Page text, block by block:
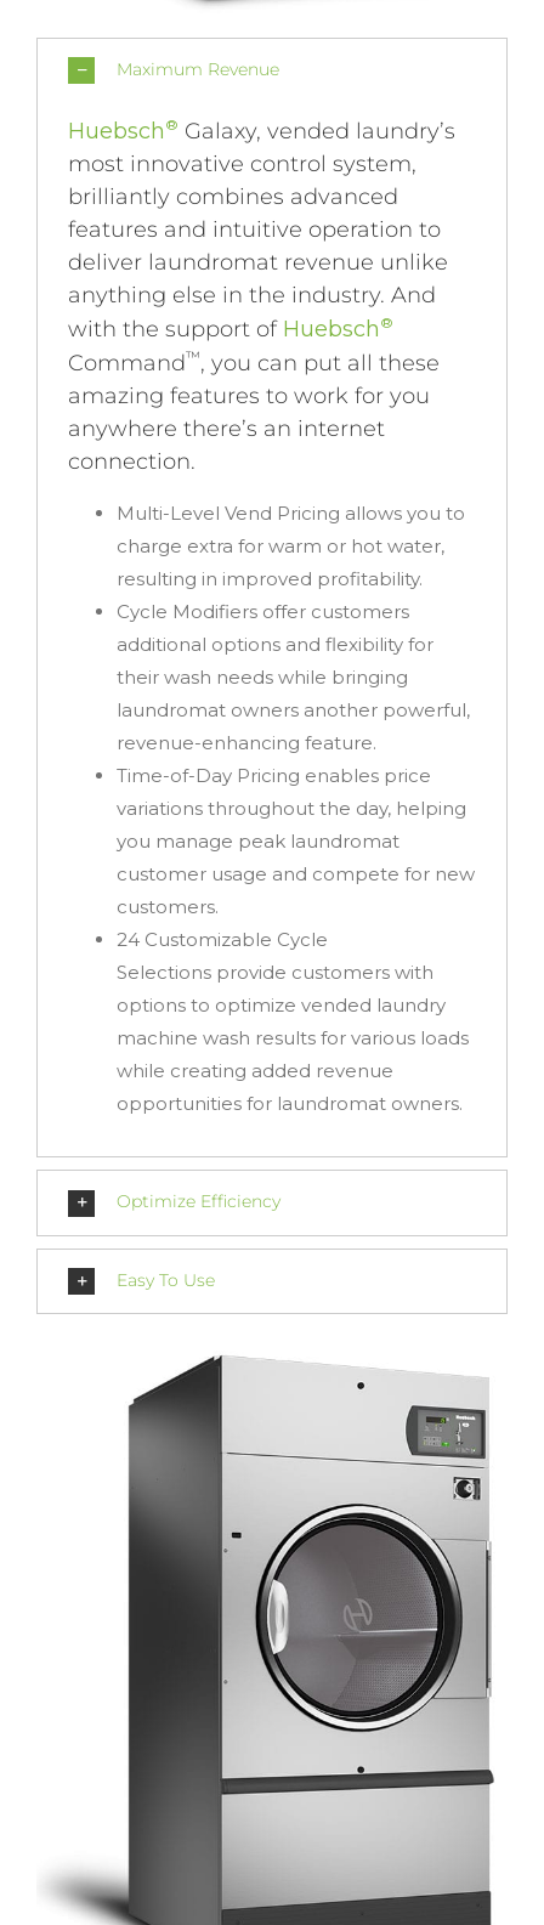
Maximum Revenue
Huebsch ® Galaxy, vended laundry’s
most innovative control system,
brilliantly combines advanced
features and intuitive operation to
deliver laundromat revenue unlike
anything else in the industry. And
with the support of Huebsch ®
Command™, you can put all these
amazing features to work for you
anywhere there’s an internet
connection.
Multi-Level Vend Pricing allows you to
charge extra for warm or hot water,
resulting in improved profitability.
Cycle Modifiers offer customers
additional options and flexibility for
their wash needs while bringing
laundromat owners another powerful,
revenue-enhancing feature.
Time-of-Day Pricing enables price
variations throughout the day, helping
you manage peak laundromat
customer usage and compete for new
customers.
24 Customizable Cycle
Selections provide customers with
options to optimize vended laundry
machine wash results for various loads
while creating added revenue
opportunities for laundromat owners.
Optimize Efficiency
Easy To Use